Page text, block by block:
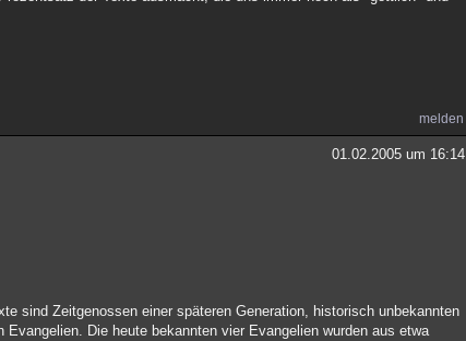
melden
01.02.2005 um 16:14
sind Zeitgenossen einer späteren Generation, historisch unbekannten
Die heute bekannten vier Evangelien wurden aus etwa